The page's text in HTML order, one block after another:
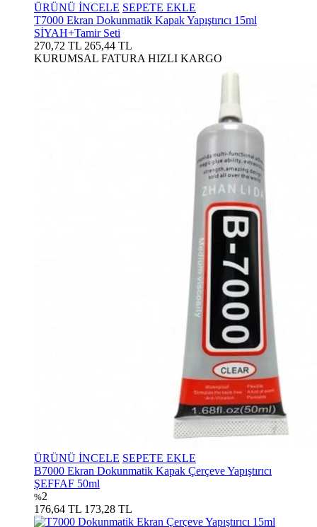
ÜRÜNÜ İNCELE SEPETE EKLE
T7000 Ekran Dokunmatik Kapak Yapıştırıcı 15ml
SİYAH+Tamir Seti
270,72 TL 265,44 TL
KURUMSAL FATURA HIZLI KARGO
ÜRÜNÜ İNCELE SEPETE EKLE
B7000 Ekran Dokunmatik Kapak Çerçeve Yapıştırıcı
ŞEFFAF 50ml
%2
176,64 TL 173,28 TL